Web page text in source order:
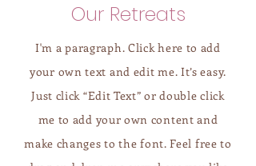
Our Retreats
I'm a paragraph. Click here to add
your own text and edit me. It’s easy.
Just click “Edit Text” or double click
me to add your own content and
make changes to the font. Feel free to